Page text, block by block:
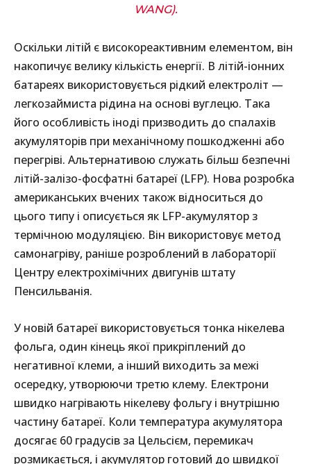
WANG).
Оскільки літій є високореактивним елементом, він
накопичує велику кількість енергії. В літій-іонних
батареях використовується рідкий електроліт —
легкозаймиста рідина на основі вуглецю. Така
його особливість іноді призводить до спалахів
акумуляторів при механічному пошкодженні або
перегріві. Альтернативою служать більш безпечні
літій-залізо-фосфатні батареї (LFP). Нова розробка
американських вчених також відноситься до
цього типу і описується як LFP-акумулятор з
термічною модуляцією. Він використовує метод
самонагріву, раніше розроблений в лабораторії
Центру електрохімічних двигунів штату
Пенсильванія.
У новій батареї використовується тонка нікелева
фольга, один кінець якої прикріплений до
негативної клеми, а інший виходить за межі
осередку, утворюючи третю клему. Електрони
швидко нагрівають нікелеву фольгу і внутрішню
частину батареї. Коли температура акумулятора
досягає 60 градусів за Цельсієм, перемикач
розмикається, і акумулятор готовий до швидкої